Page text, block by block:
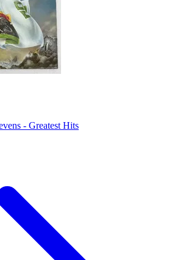
- Greatest Hits